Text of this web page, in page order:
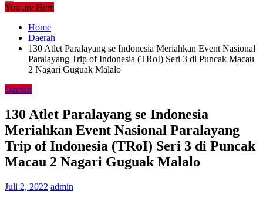
You are Here
Home
Daerah
130 Atlet Paralayang se Indonesia Meriahkan Event Nasional
Paralayang Trip of Indonesia (TRoI) Seri 3 di Puncak Macau
2 Nagari Guguak Malalo
Daerah
130 Atlet Paralayang se Indonesia
Meriahkan Event Nasional Paralayang
Trip of Indonesia (TRoI) Seri 3 di Puncak
Macau 2 Nagari Guguak Malalo
Juli 2, 2022 admin